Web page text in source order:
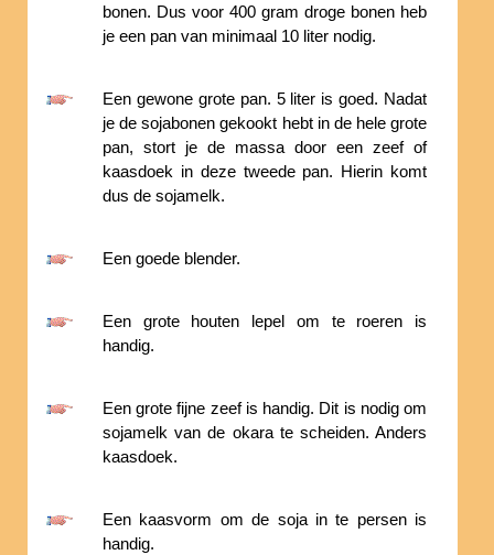
bonen. Dus voor 400 gram droge bonen heb
je een pan van minimaal 10 liter nodig.
Een gewone grote pan. 5 liter is goed. Nadat
je de sojabonen gekookt hebt in de hele grote
pan, stort je de massa door een zeef of
kaasdoek in deze tweede pan. Hierin komt
dus de sojamelk.
Een goede blender.
Een grote houten lepel om te roeren is
handig.
Een grote fijne zeef is handig. Dit is nodig om
sojamelk van de okara te scheiden. Anders
kaasdoek.
Een kaasvorm om de soja in te persen is
handig.